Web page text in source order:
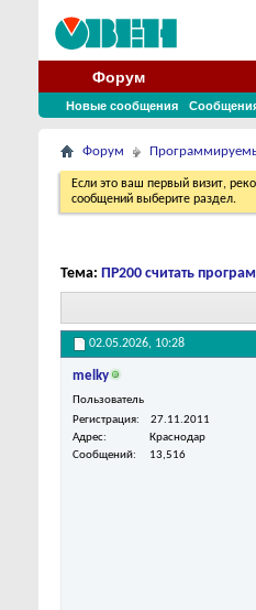
Форум
Новые сообщения
Форум
Если это ваш первый визит,
сообщений выберите раздел.
Тема: ПР200 считать
02.05.2026, 10:28
melky
Пользователь
Регистрация
27.11.2011
Адрес
Краснодар
Сообщений
13,516